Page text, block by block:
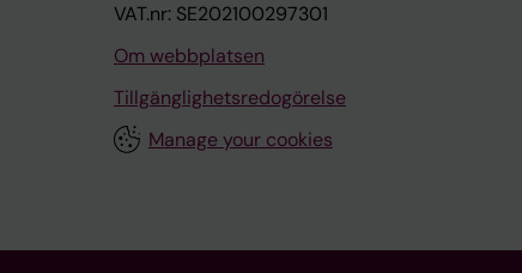
VAT.nr: SE202100297301
Om webbplatsen
Tillgänglighetsredogörelse
Manage your cookies